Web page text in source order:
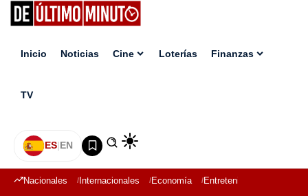
Inicio Noticias Cine Loterías Finanzas
TV
ES|EN
Nacionales Internacionales Economía Entretenimiento